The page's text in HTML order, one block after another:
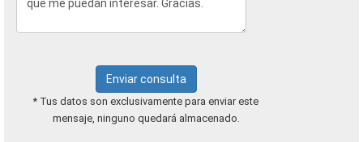
Enviar consulta
* Tus datos son exclusivamente para enviar este
mensaje, ninguno quedará almacenado.